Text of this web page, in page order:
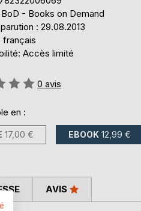
- Books on Demand
: 29.08.2013
français
Accès limité
0 avis
en :
17,00 € EBOOK 12,99 €
AVIS